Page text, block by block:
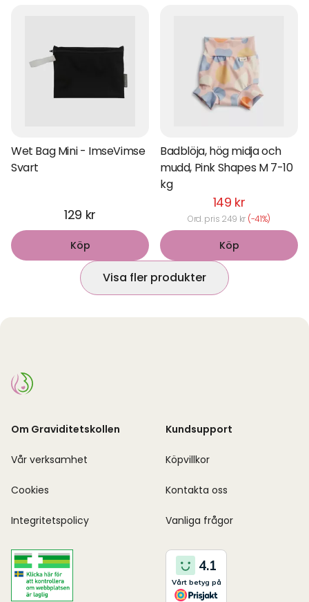
Wet Bag Mini - ImseVimse
Svart
129 kr
Köp
Badblöja, hög midja och
mudd, Pink Shapes M 7-10
kg
149 kr
Ord. pris 249 kr (-41%)
Köp
Visa fler produkter
Om Graviditetskollen
Vår verksamhet
Cookies
Integritetspolicy
Kundsupport
Köpvillkor
Kontakta oss
Vanliga frågor